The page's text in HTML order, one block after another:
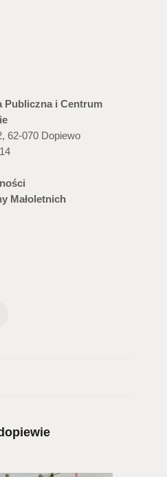
Publiczna i Centrum
62-070 Dopiewo
Małoletnich